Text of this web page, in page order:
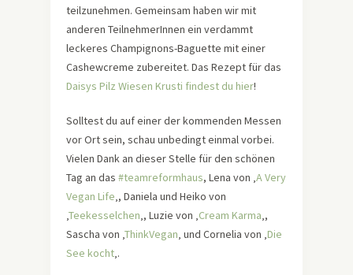
teilzunehmen. Gemeinsam haben wir mit
anderen TeilnehmerInnen ein verdammt
leckeres Champignons-Baguette mit einer
Cashewcreme zubereitet. Das Rezept für das
Daisys Pilz Wiesen Krusti findest du hier!
Solltest du auf einer der kommenden Messen
vor Ort sein, schau unbedingt einmal vorbei.
Vielen Dank an dieser Stelle für den schönen
Tag an das #teamreformhaus, Lena von ‚A Very
Vegan Life‚, Daniela und Heiko von
‚Teekesselchen‚, Luzie von ‚Cream Karma‚,
Sascha von ‚ThinkVegan‚ und Cornelia von ‚Die
See kocht‚.